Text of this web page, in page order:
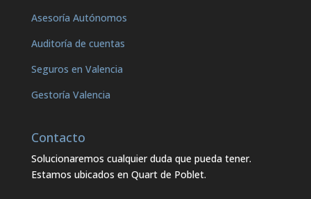
Asesoría Autónomos
Auditoría de cuentas
Seguros en Valencia
Gestoría Valencia
Contacto
Solucionaremos cualquier duda que pueda tener.
Estamos ubicados en Quart de Poblet.